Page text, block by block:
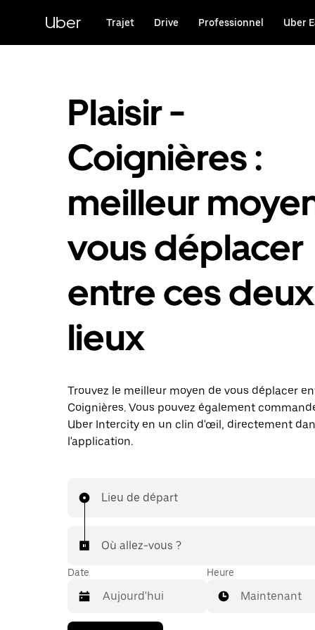
principal
Uber Trajet Drive Professionnel Uber
Plaisir -
Coignières :
meilleur
vous déplacer
entre ces deux
lieux
Trouvez le meilleur moyen de vous déplacer
Coignières. Vous pouvez également
Uber Intercity en un clin d'œil, directement
l'application.
Lieu de départ
Où allez-vous ?
Date Heure
Maintenant